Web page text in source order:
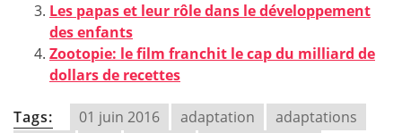
Les papas et leur rôle dans le développement
des enfants
Zootopie: le film franchit le cap du milliard de
dollars de recettes
Tags: 01 juin 2016 adaptation
adaptations